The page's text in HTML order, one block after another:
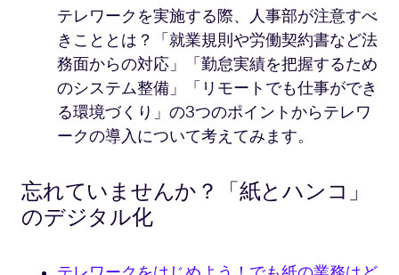
テレワークを実施する際、人事部が注意すべ
きこととは？「就業規則や労働契約書など法
務面からの対応」「勤怠実績を把握するため
のシステム整備」「リモートでも仕事ができ
る環境づくり」の3つのポイントからテレワ
ークの導入について考えてみます。
忘れていませんか？「紙とハンコ」
のデジタル化